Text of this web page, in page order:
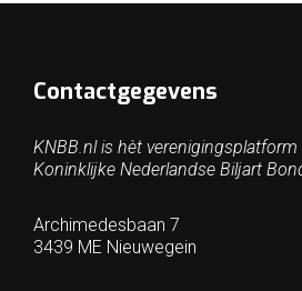
Contactgegevens
KNBB.nl is hèt verenigingsplatform
Koninklijke Nederlandse Biljart
Archimedesbaan 7
3439 ME Nieuwegein